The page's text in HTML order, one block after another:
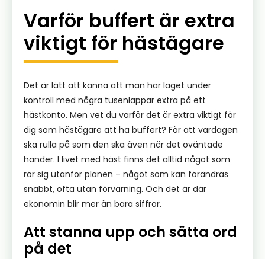
Varför buffert är extra
viktigt för hästägare
Det är lätt att känna att man har läget under
kontroll med några tusenlappar extra på ett
hästkonto. Men vet du varför det är extra viktigt för
dig som hästägare att ha buffert? För att vardagen
ska rulla på som den ska även när det oväntade
händer. I livet med häst finns det alltid något som
rör sig utanför planen – något som kan förändras
snabbt, ofta utan förvarning. Och det är där
ekonomin blir mer än bara siffror.
Att stanna upp och sätta ord
på det